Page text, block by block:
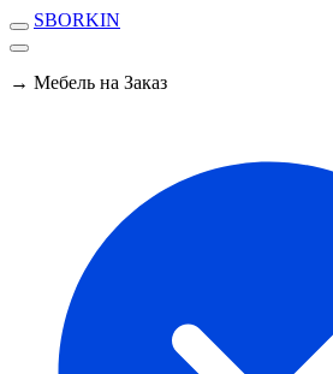
SBORKIN
→ Мебель на Заказ